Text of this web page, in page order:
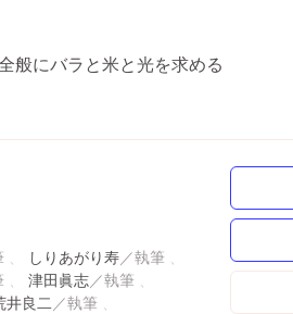
般にバラと米と光を求める
しりあがり寿
津田眞志
井良二